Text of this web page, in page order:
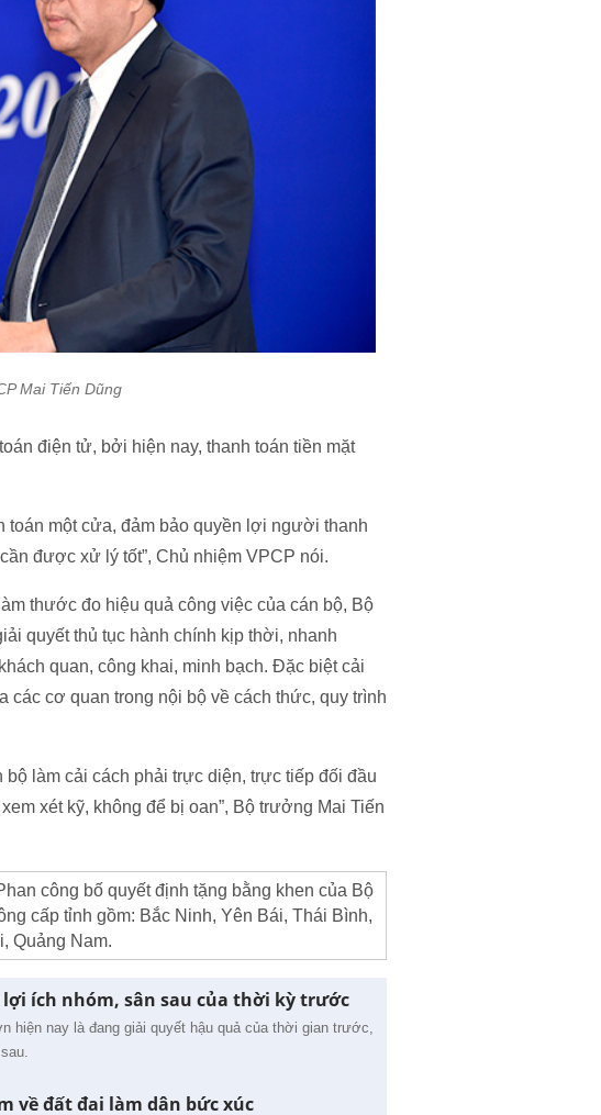
Mai Tiến Dũng
điện tử, bởi hiện nay, thanh toán tiền mặt
toán một cửa, đảm bảo quyền lợi người thanh
được xử lý tốt”, Chủ nhiệm VPCP nói.​
thước đo hiệu quả công việc của cán bộ, Bộ
quyết thủ tục hành chính kịp thời, nhanh
quan, công khai, minh bạch. Đặc biệt cải
cơ quan trong nội bộ về cách thức, quy trình
làm cải cách phải trực diện, trực tiếp đối đầu
xét kỹ, không để bị oan”, Bộ trưởng Mai Tiến
công bố quyết định tặng bằng khen của Bộ
cấp tỉnh gồm: Bắc Ninh, Yên Bái, Thái Bình,
Quảng Nam.
ích nhóm, sân sau của thời kỳ trước
hiện nay là đang giải quyết hậu quả của thời gian trước,
về đất đai làm dân bức xúc